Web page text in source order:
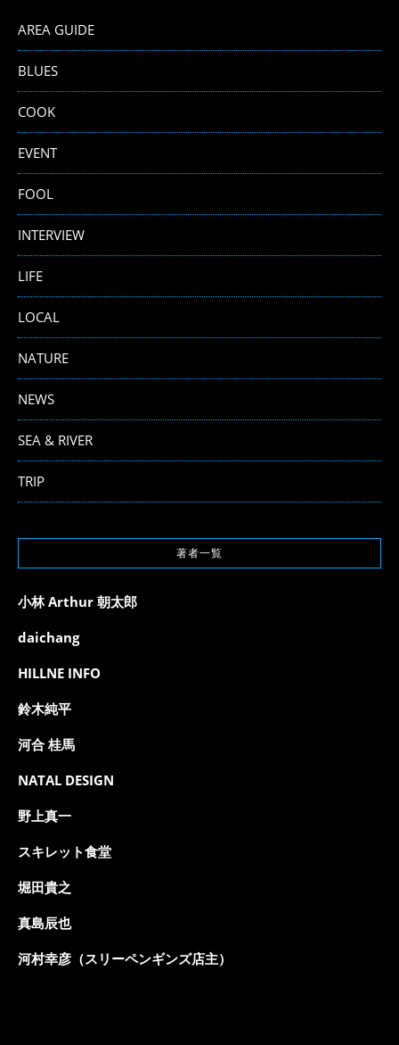
AREA GUIDE
BLUES
COOK
EVENT
FOOL
INTERVIEW
LIFE
LOCAL
NATURE
NEWS
SEA & RIVER
TRIP
著者一覧
小林 Arthur 朝太郎
daichang
HILLNE INFO
鈴木純平
河合 桂馬
NATAL DESIGN
野上真一
スキレット食堂
堀田貴之
真島辰也
河村幸彦（スリーペンギンズ店主）